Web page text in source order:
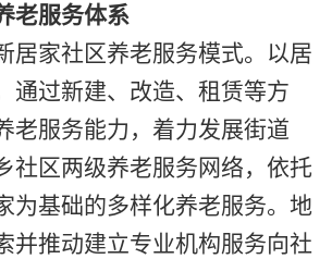
老服务体系
居家社区养老服务模式。以居
通过新建、改造、租赁等方
老服务能力，着力发展街道
社区两级养老服务网络，依托
为基础的多样化养老服务。地
并推动建立专业机构服务向社